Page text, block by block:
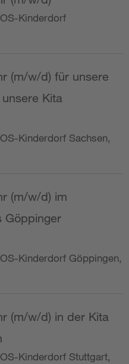
Kinderdorf
(m/w/d) für unsere
Kita
Kinderdorf Sachsen,
(m/w/d) im
Göppinger
Kinderdorf Göppingen,
(m/w/d) in der Kita
Kinderdorf Stuttgart,